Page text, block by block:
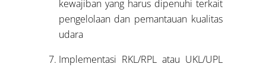
kewajiban yang harus dipenuhi terkait
pengelolaan dan pemantauan kualitas
udara
Implementasi RKL/RPL atau UKL/UPL